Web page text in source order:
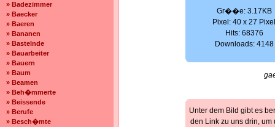
» Badezimmer
» Baecker
» Baeren
» Bananen
» Bastelnde
» Bauarbeiter
» Bauern
» Baum
» Beamen
» Beh�mmerte
» Beissende
» Berufe
» Besch�mte
Gr��e: 3.17KB
Pixel: 40 x 27
Hits: 68376
Downloads: 4148
Unter dem Bild gibt es
den Link zu uns drin,